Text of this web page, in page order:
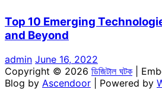
Top 10 Emerging
and Beyond
admin June 16, 2022
Copyright © 2026 ডিজিটাল ঘটক |
Blog by Ascendoor | Powered by